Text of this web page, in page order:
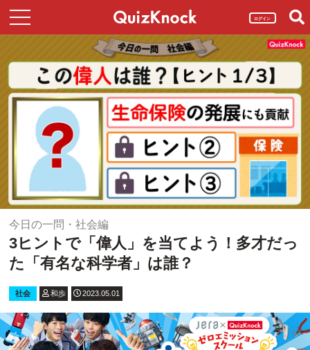
ログイン
今日の一問・社会編
3ヒントで「偉人」を当てよう！多才だっ
た「有名な科学者」は誰？
社会 和歩 2023.05.01